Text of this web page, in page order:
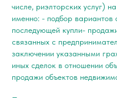
числе, риэлторских услуг)
именно: - подбор вариантов
последующей купли-
связанных с
заключении указанными
иных сделок в отношении
продажи объектов